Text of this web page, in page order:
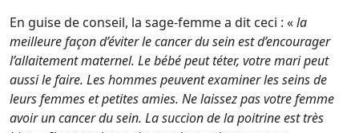
En guise de conseil, la sage-femme a dit ceci : «la
meilleure façon d’éviter le cancer du sein est d’encourager
l’allaitement maternel. Le bébé peut téter, votre mari peut
aussi le faire. Les hommes peuvent examiner les seins de
leurs femmes et petites amies. Ne laissez pas votre femme
avoir un cancer du sein. La succion de la poitrine est très